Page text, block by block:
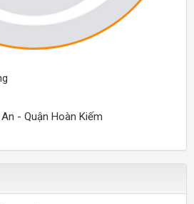
- Quận Hoàn Kiếm